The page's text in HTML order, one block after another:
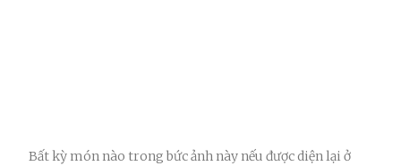
Bất kỳ món nào trong bức ảnh này nếu được diện lại ở